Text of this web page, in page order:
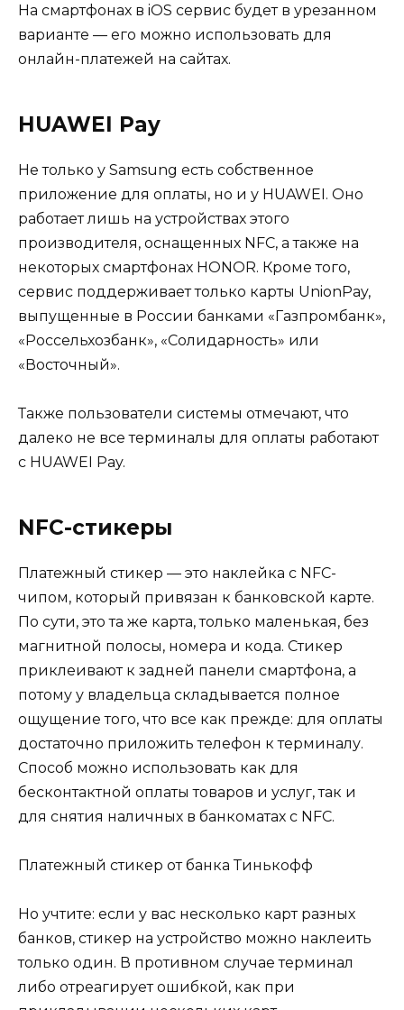
На смартфонах в iOS сервис будет в урезанном
варианте — его можно использовать для
онлайн-платежей на сайтах.
HUAWEI Pay
Не только у Samsung есть собственное
приложение для оплаты, но и у HUAWEI. Оно
работает лишь на устройствах этого
производителя, оснащенных NFC, а также на
некоторых смартфонах HONOR. Кроме того,
сервис поддерживает только карты UnionPay,
выпущенные в России банками «Газпромбанк»,
«Россельхозбанк», «Солидарность» или
«Восточный».
Также пользователи системы отмечают, что
далеко не все терминалы для оплаты работают
с HUAWEI Pay.
NFC-стикеры
Платежный стикер — это наклейка с NFC-
чипом, который привязан к банковской карте.
По сути, это та же карта, только маленькая, без
магнитной полосы, номера и кода. Стикер
приклеивают к задней панели смартфона, а
потому у владельца складывается полное
ощущение того, что все как прежде: для оплаты
достаточно приложить телефон к терминалу.
Способ можно использовать как для
бесконтактной оплаты товаров и услуг, так и
для снятия наличных в банкоматах с NFC.
Платежный стикер от банка Тинькофф
Но учтите: если у вас несколько карт разных
банков, стикер на устройство можно наклеить
только один. В противном случае терминал
либо отреагирует ошибкой, как при